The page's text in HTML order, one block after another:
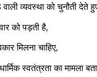
व्यवस्था को चुनौती देते
को पड़ती है,
मिलना चाहिए,
स्वतंत्रता का मामला